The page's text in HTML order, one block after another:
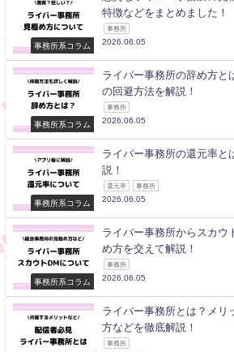
事務所系コラム
特徴などをまとめました！
事務所
2026.06.05
事務所系コラム
ライバー事務所の辞め方と
の回避方法を解説！
事務所
2026.06.05
事務所系コラム
ライバー事務所の還元率と
説！
還元率 事務所
2026.06.05
事務所系コラム
ライバー事務所からスカウ
め方を交えて解説！
事務所
2026.06.05
ライバー事務所とは？メリ
方などを徹底解説！
事務所